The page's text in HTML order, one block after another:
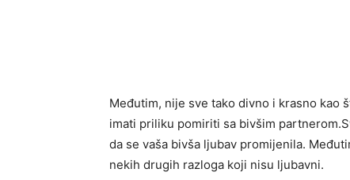
Međutim, nije sve tako divno i krasno kao
imati priliku pomiriti sa bivšim
da se vaša bivša ljubav promijenila.
nekih drugih razloga koji nisu ljubavni.